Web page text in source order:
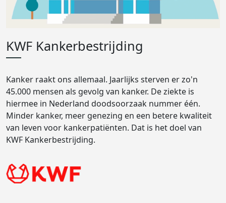
KWF Kankerbestrijding
Kanker raakt ons allemaal. Jaarlijks sterven er zo'n
45.000 mensen als gevolg van kanker. De ziekte is
hiermee in Nederland doodsoorzaak nummer één.
Minder kanker, meer genezing en een betere kwaliteit
van leven voor kankerpatiënten. Dat is het doel van
KWF Kankerbestrijding.